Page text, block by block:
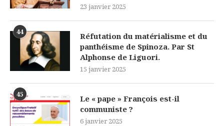
23 janvier 2025
44
Réfutation du matérialisme et du
panthéisme de Spinoza. Par St
Alphonse de Liguori.
15 janvier 2025
45
Le « pape » François est-il
communiste ?
6 janvier 2025